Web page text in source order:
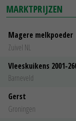
MARKTPRIJZEN
Magere melkpoeder
Zuivel NL
Vleeskuikens 2001-
Barneveld
Gerst
Groningen